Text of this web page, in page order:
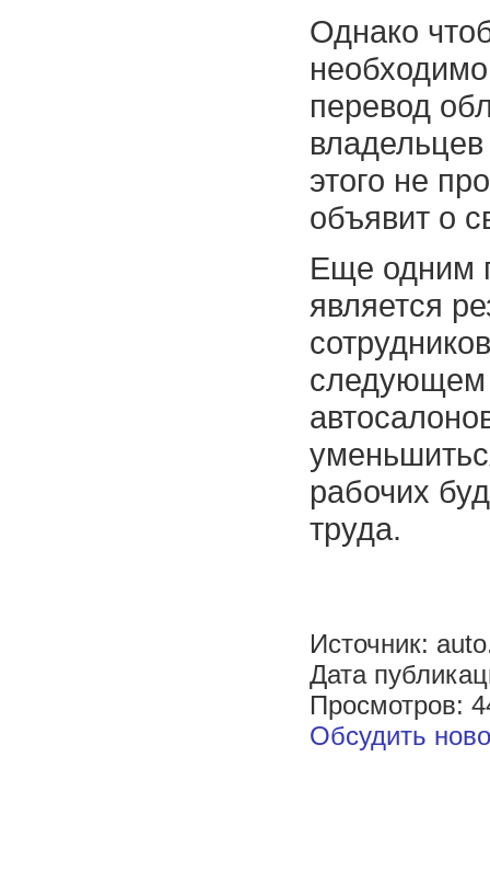
Однако
перевод
этого не
объявит о
Еще одним
является
следующем
рабочих
труда.
Источник:
Дата
Просмотров:
Обсудить